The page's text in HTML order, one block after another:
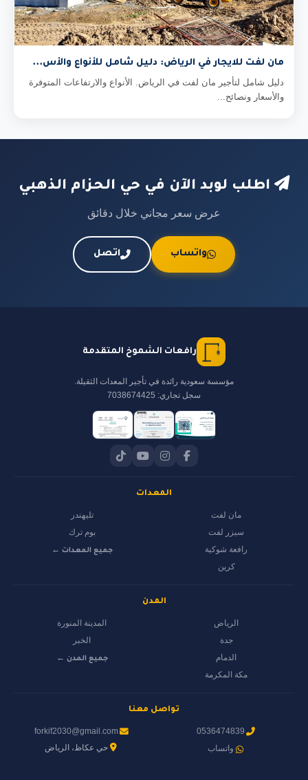
مان لفت للايجار في الرياض: دليل شامل للأنواع والأس...
دليل شامل لتأجير مان لفت في الرياض. الأنواع والارتفاعات المتوفرة
والأسعار ونصائح...
اطلب لوبد الآن في حي الحزام الذهبي
عرض سعر مجاني خلال دقائق
واتساب اتصل
رافعات الشموخ المتقدمة
مؤسسة سعودية رائدة في تأجير المعدات الثقيلة.
سجل تجاري: 7038674425
المعدات
مان لفت
سيزر لفت
رافعة شوكية
كرين
تليهندر
بوم ترك
جميع المعدات ←
المدن
الرياض
جدة
الدمام
مكة المكرمة
المدينة المنورة
الخبر
جميع المدن ←
تواصل معنا
0536474839
واتساب
forkif2030@gmail.com
حي عكاظ، الرياض